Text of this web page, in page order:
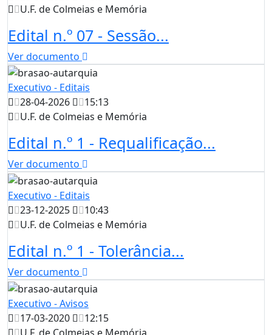
U.F. de Colmeias e Memória
Edital n.º 07 - Sessão...
Ver documento
Executivo - Editais
28-04-2026
15:13
U.F. de Colmeias e Memória
Edital n.º 1 - Requalificação...
Ver documento
Executivo - Editais
23-12-2025
10:43
U.F. de Colmeias e Memória
Edital n.º 1 - Tolerância...
Ver documento
Executivo - Avisos
17-03-2020
12:15